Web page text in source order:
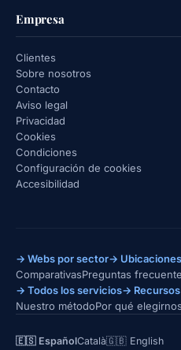
Empresa
Clientes
Sobre nosotros
Contacto
Aviso legal
Privacidad
Cookies
Condiciones
Configuración de cookies
Accesibilidad
→ Webs por sector→
ComparativasPreguntas
→ Todos los servicios→
Nuestro métodoPor qué elegirnos
🇪🇸 EspañolCatalà🇬🇧 English